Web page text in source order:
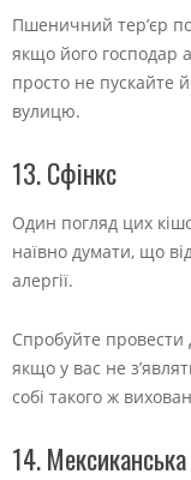
Пшеничний тер’єр
якщо його господар
просто не пускайте
вулицю.
13. Сфінкс
Один погляд цих
наївно думати, що
алергії.
Спробуйте провести
якщо у вас не
собі такого ж
14.